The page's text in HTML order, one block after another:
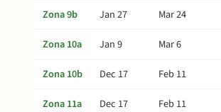
Zona 9b
Jan 27 Mar 24
Zona 10a
Jan 9 Mar 6
Zona 10b
Dec 17 Feb 11
Zona 11a
Dec 17 Feb 11